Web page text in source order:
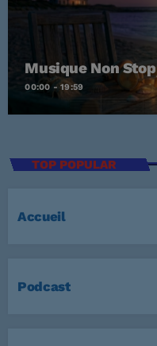
Musique Non Stop
00:00 - 19:59
TOP POPULAR
Accueil
Podcast